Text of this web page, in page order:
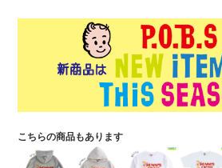
こちらの商品もあります